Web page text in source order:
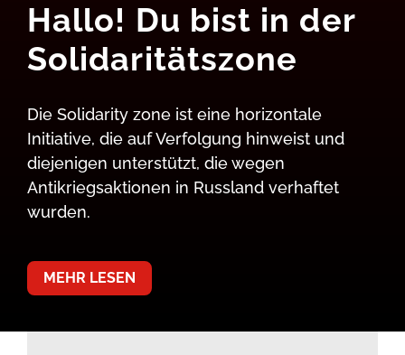
Hallo! Du bist in der
Solidaritätszone
Die Solidarity zone ist eine horizontale
Initiative, die auf Verfolgung hinweist und
diejenigen unterstützt, die wegen
Antikriegsaktionen in Russland verhaftet
wurden.
MEHR LESEN